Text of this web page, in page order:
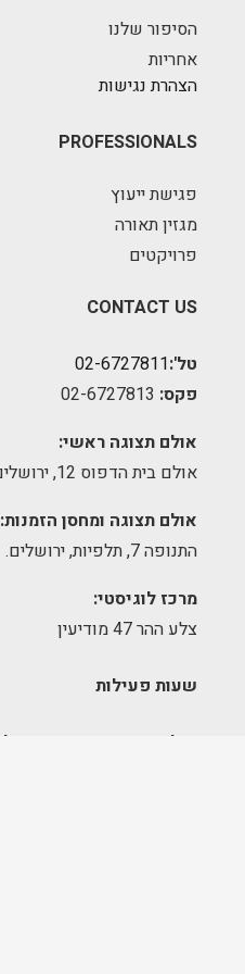
הסיפור שלנו
אחריות
הצהרת נגישות
PROFESSIONALS
פגישת ייעוץ
מגזין תאורה
פרויקטים
CONTACT US
טל':02-6727811
פקס:
אולם תצוגה ראשי:
אולם בית הדפוס 12, ירושלים.
אולם תצוגה ומחסן הזמנות:
התנופה 7, תלפיות, ירושלים.
מרכז לוגיסטי:
צלע ההר 47 מודיעין
שעות פעילות
אולם תצוגה – גבעת שאול: